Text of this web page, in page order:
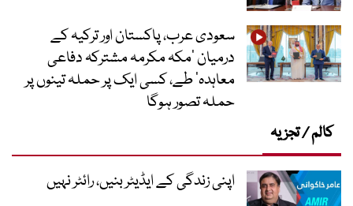
سعودی عرب، پاکستان اور ترکیہ کے
درمیان ’مکہ مکرمہ مشترکہ دفاعی
معاہدہ‘ طے، کسی ایک پر حملہ تینوں پر
حملہ تصور ہوگا
کالم / تجزیہ
اپنی زندگی کے ایڈیٹر بنیں، رائٹر نہیں